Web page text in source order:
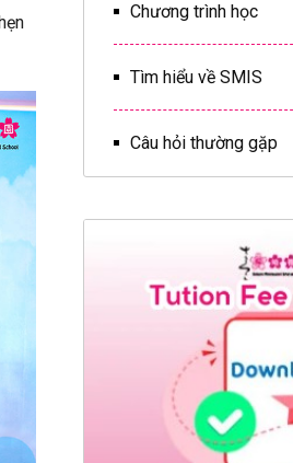
Chương trình học
Tìm hiểu về SMIS
Câu hỏi thường gặp